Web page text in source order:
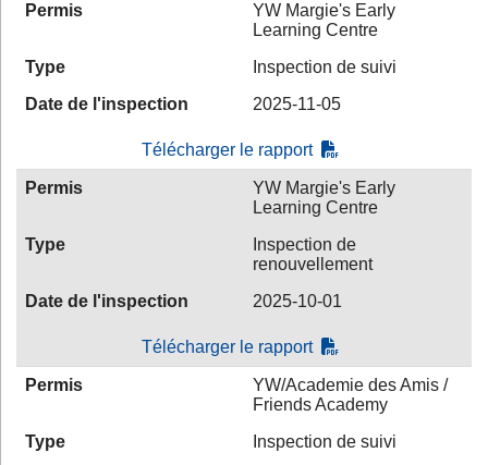
Permis
YW Margie's Early
Learning Centre
Type
Inspection de suivi
Date de l'inspection
2025-11-05
Télécharger le rapport
Permis
YW Margie's Early
Learning Centre
Type
Inspection de
renouvellement
Date de l'inspection
2025-10-01
Télécharger le rapport
Permis
YW/Academie des Amis /
Friends Academy
Type
Inspection de suivi